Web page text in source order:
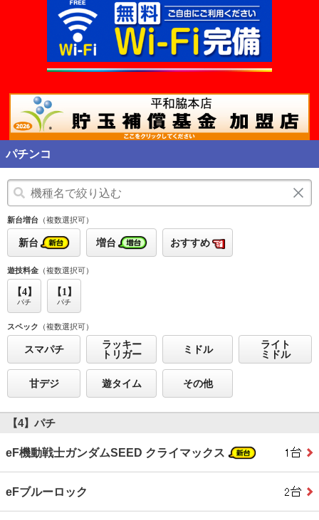
パチンコ
新台増台 （複数選択可）
新台 増台 おすすめ
遊技料金 （複数選択可）
【4】
パチ
【1】
パチ
スペック （複数選択可）
スマパチ
ラッキー
トリガー
ミドル
ライト
ミドル
甘デジ 遊タイム その他
【4】パチ
eF機動戦士ガンダムSEED クライマックス
eFブルーロック